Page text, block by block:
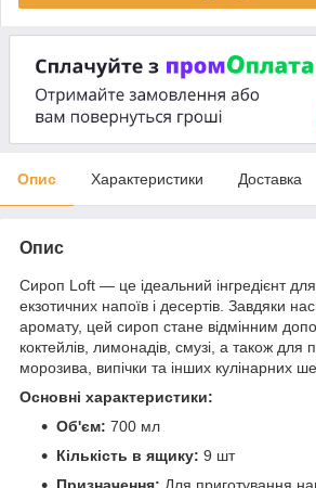
Опис Характеристики Доставка
Опис
Сироп Loft — це ідеальний інгредієнт
екзотичних напоїв і десертів. Завдяки
аромату, цей сироп стане відмінним
коктейлів, лимонадів, смузі, а також для
морозива, випічки та інших кулінарних
Основні характеристики:
Об'єм: 700 мл
Кількість в ящику: 9 шт